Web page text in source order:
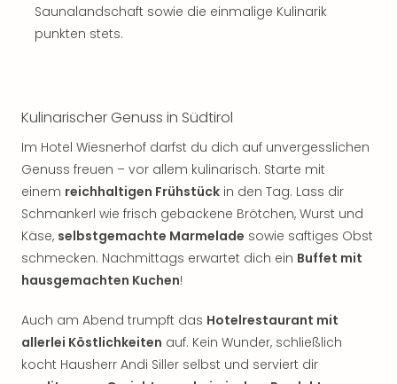
Saunalandschaft sowie die einmalige Kulinarik
punkten stets.
Kulinarischer Genuss in Südtirol
Im Hotel Wiesnerhof darfst du dich auf unvergesslichen
Genuss freuen – vor allem kulinarisch. Starte mit
einem reichhaltigen Frühstück in den Tag. Lass dir
Schmankerl wie frisch gebackene Brötchen, Wurst und
Käse, selbstgemachte Marmelade sowie saftiges Obst
schmecken. Nachmittags erwartet dich ein Buffet mit
hausgemachten Kuchen!
Auch am Abend trumpft das Hotelrestaurant mit
allerlei Köstlichkeiten auf. Kein Wunder, schließlich
kocht Hausherr Andi Siller selbst und serviert dir